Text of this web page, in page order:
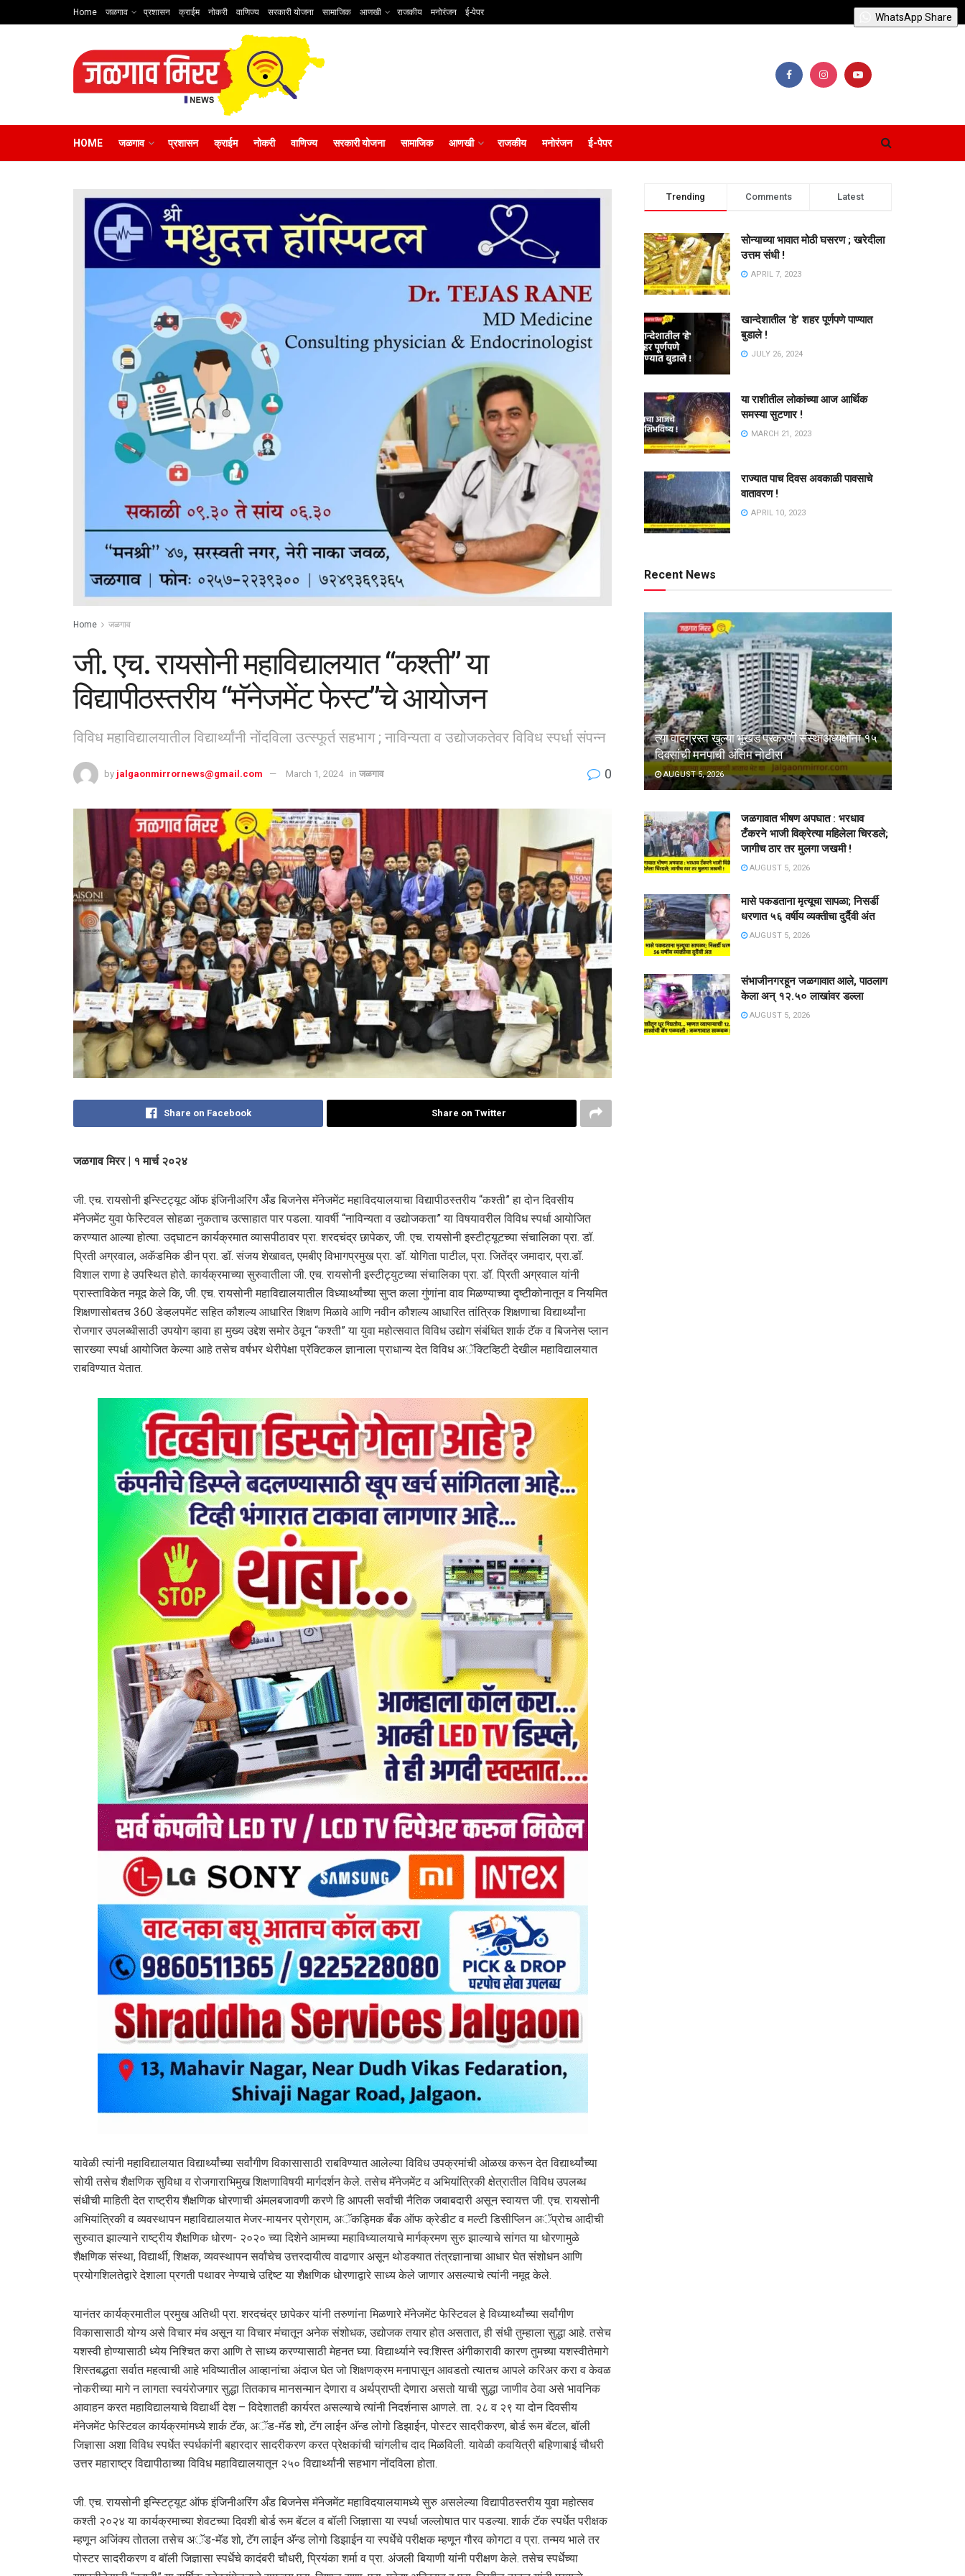
Home जळगाव प्रशासन क्राईम नोकरी वाणिज्य सरकारी योजना सामाजिक आणखी राजकीय मनोरंजन ई-पेपर
HOME जळगाव प्रशासन क्राईम नोकरी वाणिज्य सरकारी योजना सामाजिक आणखी राजकीय मनोरंजन ई-पेपर
Home जळगाव
जी. एच. रायसोनी महाविद्यालयात “कश्ती” या
विद्यापीठस्तरीय “मॅनेजमेंट फेस्ट”चे आयोजन
विविध महाविद्यालयातील विद्यार्थ्यांनी नोंदविला उत्स्फूर्त सहभाग ; नाविन्यता व उद्योजकतेवर विविध स्पर्धा संपन्न
by jalgaonmirrornews@gmail.com March 1, 2024 in जळगाव 0
Share on Facebook Share on Twitter
जळगाव मिरर | १ मार्च २०२४
जी. एच. रायसोनी इन्स्टिट्यूट ऑफ इंजिनीअरिंग अँड बिजनेस मॅनेजमेंट महाविदयालयाचा विद्यापीठस्तरीय “कश्ती” हा दोन दिवसीय
मॅनेजमेंट युवा फेस्टिवल सोहळा नुकताच उत्साहात पार पडला. यावर्षी “नाविन्यता व उद्योजकता” या विषयावरील विविध स्पर्धा आयोजित
करण्यात आल्या होत्या. उद्घाटन कार्यक्रमात व्यासपीठावर प्रा. शरदचंद्र छापेकर, जी. एच. रायसोनी इस्टीट्यूटच्या संचालिका प्रा. डॉ.
प्रिती अग्रवाल, अकॅडमिक डीन प्रा. डॉ. संजय शेखावत, एमबीए विभागप्रमुख प्रा. डॉ. योगिता पाटील, प्रा. जितेंद्र जमादार, प्रा.डॉ.
विशाल राणा हे उपस्थित होते. कार्यक्रमाच्या सुरुवातीला जी. एच. रायसोनी इस्टीट्युटच्या संचालिका प्रा. डॉ. प्रिती अग्रवाल यांनी
प्रास्ताविकेत नमूद केले कि, जी. एच. रायसोनी महाविद्यालयातील विध्यार्थ्यांच्या सुप्त कला गुंणांना वाव मिळण्याच्या दृष्टीकोनातून व नियमित
शिक्षणासोबतच 360 डेव्हलपमेंट सहित कौशल्य आधारित शिक्षण मिळावे आणि नवीन कौशल्य आधारित तांत्रिक शिक्षणाचा विद्यार्थ्यांना
रोजगार उपलब्धीसाठी उपयोग व्हावा हा मुख्य उद्देश समोर ठेवून “कश्ती” या युवा महोत्सवात विविध उद्योग संबंधित शार्क टॅक व बिजनेस प्लान
सारख्या स्पर्धा आयोजित केल्या आहे तसेच वर्षभर थेरीपेक्षा प्रॅक्टिकल ज्ञानाला प्राधान्य देत विविध अॅक्टिव्हिटी देखील महाविद्यालयात
राबविण्यात येतात.
यावेळी त्यांनी महाविद्यालयात विद्यार्थ्यांच्या सर्वांगीण विकासासाठी राबविण्यात आलेल्या विविध उपक्रमांची ओळख करून देत विद्यार्थ्यांच्या
सोयी तसेच शैक्षणिक सुविधा व रोजगाराभिमुख शिक्षणाविषयी मार्गदर्शन केले. तसेच मॅनेजमेंट व अभियांत्रिकी क्षेत्रातील विविध उपलब्ध
संधीची माहिती देत राष्ट्रीय शैक्षणिक धोरणाची अंमलबजावणी करणे हि आपली सर्वांची नैतिक जबाबदारी असून स्वायत्त जी. एच. रायसोनी
अभियांत्रिकी व व्यवस्थापन महाविद्यालयात मेजर-मायनर प्रोग्राम, अॅकड्मिक बँक ऑफ क्रेडीट व मल्टी डिसीप्लिन अॅप्रोच आदीची
सुरुवात झाल्याने राष्ट्रीय शैक्षणिक धोरण- २०२० च्या दिशेने आमच्या महाविध्यालयाचे मार्गक्रमण सुरु झाल्याचे सांगत या धोरणामुळे
शैक्षणिक संस्था, विद्यार्थी, शिक्षक, व्यवस्थापन सर्वांचेच उत्तरदायीत्व वाढणार असून थोडक्यात तंत्रज्ञानाचा आधार घेत संशोधन आणि
प्रयोगशिलतेद्वारे देशाला प्रगती पथावर नेण्याचे उद्दिष्ट या शैक्षणिक धोरणाद्वारे साध्य केले जाणार असल्याचे त्यांनी नमूद केले.
यानंतर कार्यक्रमातील प्रमुख अतिथी प्रा. शरदचंद्र छापेकर यांनी तरुणांना मिळणारे मॅनेजमेंट फेस्टिवल हे विध्यार्थ्यांच्या सर्वांगीण
विकासासाठी योग्य असे विचार मंच असून या विचार मंचातून अनेक संशोधक, उद्योजक तयार होत असतात, ही संधी तुम्हाला सुद्धा आहे. तसेच
यशस्वी होण्यासाठी ध्येय निश्चित करा आणि ते साध्य करण्यासाठी मेहनत घ्या. विद्यार्थ्याने स्व:शिस्त अंगीकारावी कारण तुमच्या यशस्वीतेमागे
शिस्तबद्धता सर्वात महत्वाची आहे भविष्यातील आव्हानांचा अंदाज घेत जो शिक्षणक्रम मनापासून आवडतो त्यातच आपले करिअर करा व केवळ
नोकरीच्या मागे न लागता स्वयंरोजगार सुद्धा तितकाच मानसन्मान देणारा व अर्थप्राप्ती देणारा असतो याची सुद्धा जाणीव ठेवा असे भावनिक
आवाहन करत महाविद्यालयाचे विद्यार्थी देश – विदेशातही कार्यरत असल्याचे त्यांनी निदर्शनास आणले. ता. २८ व २९ या दोन दिवसीय
मॅनेजमेंट फेस्टिवल कार्यक्रमांमध्ये शार्क टॅक, अॅड-मॅड शो, टॅग लाईन अ‍ॅन्ड लोगो डिझाईन, पोस्टर सादरीकरण, बोर्ड रूम बॅटल, बॉली
जिज्ञासा अशा विविध स्पर्धेत स्पर्धकांनी बहारदार सादरीकरण करत प्रेक्षकांची चांगलीच दाद मिळविली. यावेळी कवयित्री बहिणाबाई चौधरी
उत्तर महाराष्ट्र विद्यापीठाच्या विविध महाविद्यालयातून २५० विद्यार्थ्यांनी सहभाग नोंदविला होता.
जी. एच. रायसोनी इन्स्टिट्यूट ऑफ इंजिनीअरिंग अँड बिजनेस मॅनेजमेंट महाविदयालयामध्ये सुरु असलेल्या विद्यापीठस्तरीय युवा महोत्सव
कश्ती २०२४ या कार्यक्रमाच्या शेवटच्या दिवशी बोर्ड रूम बॅटल व बॉली जिज्ञासा या स्पर्धा जल्लोषात पार पडल्या. शार्क टॅक स्पर्धेत परीक्षक
म्हणून अजिंक्य तोतला तसेच अॅड-मॅड शो, टॅग लाईन अ‍ॅन्ड लोगो डिझाईन या स्पर्धेचे परीक्षक म्हणून गौरव कोगटा व प्रा. तन्मय भाले तर
पोस्टर सादरीकरण व बॉली जिज्ञासा स्पर्धेचे कादंबरी चौधरी, प्रियंका शर्मा व प्रा. अंजली बियाणी यांनी परीक्षण केले. तसेच स्पर्धेच्या
Trending Comments Latest
सोन्याच्या भावात मोठी घसरण ; खरेदीला
उत्तम संधी !
APRIL 7, 2023
खान्देशातील ‘हे’ शहर पूर्णपणे पाण्यात
बुडाले !
JULY 26, 2024
या राशीतील लोकांच्या आज आर्थिक
समस्या सुटणार !
MARCH 21, 2023
राज्यात पाच दिवस अवकाळी पावसाचे
वातावरण !
APRIL 10, 2023
Recent News
त्या वादग्रस्त खुल्या भूखंड प्रकरणी संस्थाअध्यक्षांना १५
दिवसांची मनपाची अंतिम नोटीस
AUGUST 5, 2026
जळगावात भीषण अपघात : भरधाव
टँकरने भाजी विक्रेत्या महिलेला चिरडले;
जागीच ठार तर मुलगा जखमी !
AUGUST 5, 2026
मासे पकडताना मृत्यूचा सापळा; निसर्डी
धरणात ५६ वर्षीय व्यक्तीचा दुर्दैवी अंत
AUGUST 5, 2026
संभाजीनगरहून जळगावात आले, पाठलाग
केला अन् १२.५० लाखांवर डल्ला
AUGUST 5, 2026
WhatsApp Share